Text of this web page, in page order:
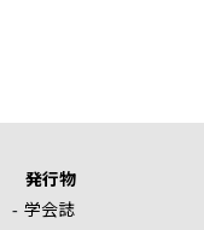
発行物
学会誌